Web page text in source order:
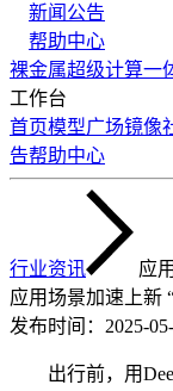
新闻公告
帮助中心
裸金属超级计算一
工作台
首页模型广场镜像
告帮助中心
行业资讯
应
应用场景加速上新
发布时间： 2025-
出行前，用